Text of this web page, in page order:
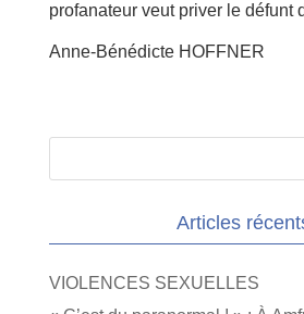
profanateur veut priver le défunt
Anne-Bénédicte HOFFNER
Articles
VIOLENCES SEXUELLES